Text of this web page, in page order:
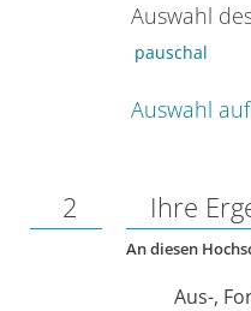
Auswahl
pauschal
Auswahl
2 Ihre
An diesen
Aus-,